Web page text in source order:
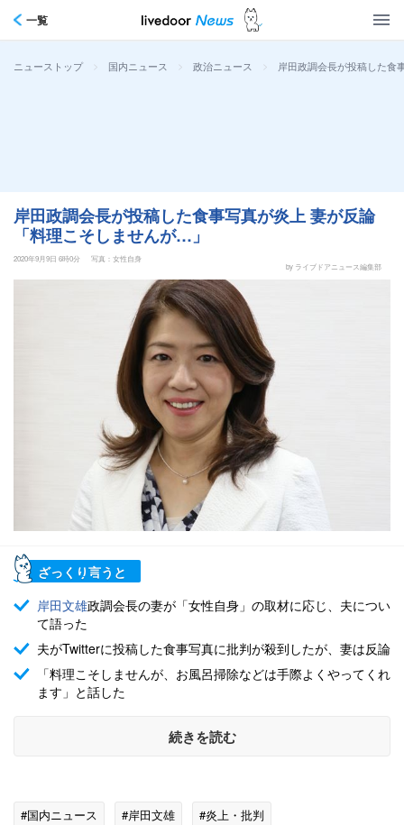
一覧
ニューストップ > 国内ニュース > 政治ニュース > 岸田政調会長が投稿した食
岸田政調会長が投稿した食事写真が炎上 妻が反論
「料理こそしませんが…」
2020年9月9日 6時0分
写真：女性自身
by ライブドアニュース編集部
ざっくり言うと
岸田文雄政調会長の妻が「女性自身」の取材に応じ、夫につい
て語った
夫がTwitterに投稿した食事写真に批判が殺到したが、妻は反論
「料理こそしませんが、お風呂掃除などは手際よくやってくれ
ます」と話した
続きを読む
#国内ニュース #岸田文雄 #炎上・批判